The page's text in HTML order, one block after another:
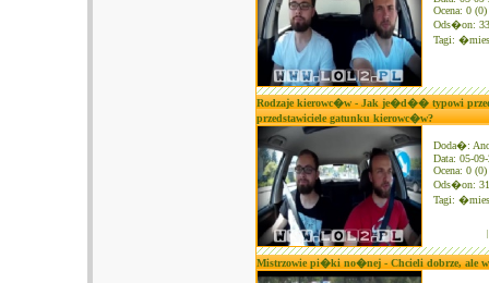
Ocena: 0 (0)
Ods�on:
Tagi:
Rodzaje kierowc�w - Jak je�d�� typowi
przedstawiciele gatunku kierowc�w?
Doda�:
Data: 05-
Ocena: 0 (0)
Ods�on:
Tagi:
Mistrzowie pi�ki no�nej - Chcieli dobrze, ale